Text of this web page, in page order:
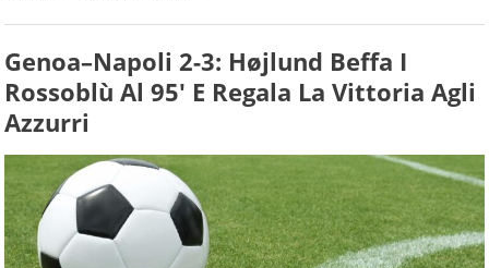
Genoa–Napoli 2-3: Højlund Beffa I
Rossoblù Al 95′ E Regala La Vittoria Agli
Azzurri